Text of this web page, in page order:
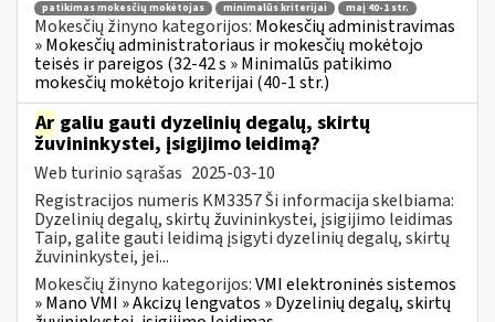
patikimas mokesčių mokėtojas minimalūs kriterijai maį 40-1 str.
Mokesčių žinyno kategorijos: Mokesčių administravimas
» Mokesčių administratoriaus ir mokesčių mokėtojo
teisės ir pareigos (32-42 s » Minimalūs patikimo
mokesčių mokėtojo kriterijai (40-1 str.)
Ar galiu gauti dyzelinių degalų, skirtų
žuvininkystei, įsigijimo leidimą?
Web turinio sąrašas 2025-03-10
Registracijos numeris KM3357 Ši informacija skelbiama:
Dyzelinių degalų, skirtų žuvininkystei, įsigijimo leidimas
Taip, galite gauti leidimą įsigyti dyzelinių degalų, skirtų
žuvininkystei, jei...
Mokesčių žinyno kategorijos:VMI elektroninės sistemos
» Mano VMI » Akcizų lengvatos » Dyzelinių degalų, skirtų